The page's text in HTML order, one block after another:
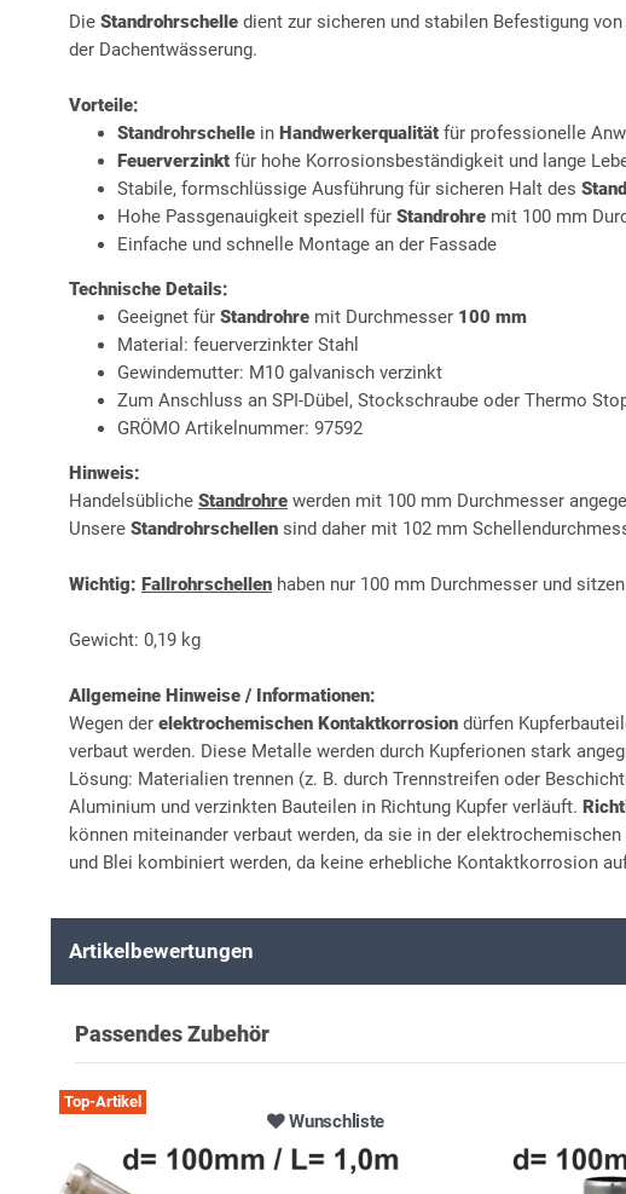
Die Standrohrschelle dient zur sicheren und stabilen Befestigung von
der Dachentwässerung.
Vorteile:
Standrohrschelle in Handwerkerqualität für professionelle
Feuerverzinkt für hohe Korrosionsbeständigkeit und lange
Stabile, formschlüssige Ausführung für sicheren Halt des
Hohe Passgenauigkeit speziell für Standrohre mit 100 mm
Einfache und schnelle Montage an der Fassade
Technische Details:
Geeignet für Standrohre mit Durchmesser 100 mm
Material: feuerverzinkter Stahl
Gewindemutter: M10 galvanisch verzinkt
Zum Anschluss an SPI-Dübel, Stockschraube oder Thermo
GRÖMO Artikelnummer: 97592
Hinweis:
Handelsübliche Standrohre werden mit 100 mm Durchmesser
Unsere Standrohrschellen sind daher mit 102 mm
Wichtig: Fallrohrschellen haben nur 100 mm Durchmesser und
Gewicht: 0,19 kg
Allgemeine Hinweise / Informationen:
Wegen der elektrochemischen Kontaktkorrosion dürfen
verbaut werden. Diese Metalle werden durch Kupferionen stark
Lösung: Materialien trennen (z. B. durch Trennstreifen oder
Aluminium und verzinkten Bauteilen in Richtung Kupfer verläuft.
können miteinander verbaut werden, da sie in der
und Blei kombiniert werden, da keine erhebliche Kontaktkorrosion
Artikelbewertungen
Passendes Zubehör
Wunschliste
Top-Artikel